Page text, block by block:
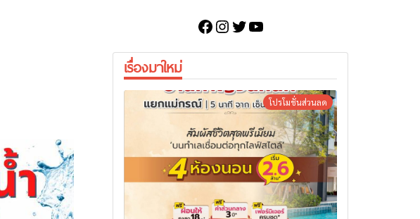
Facebook
Instagram
Twitter
YouTube
เรื่องมาใหม่
โปรโมชั่นส่วนลด